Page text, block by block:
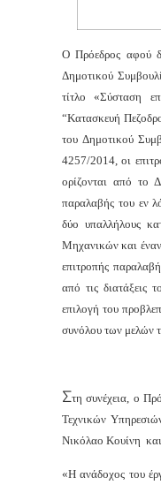
Ο Πρόεδρος αφού
Δημοτικού
τίτλο «Σύσταση
“Κατασκευή
του Δημοτικού
4257/2014, οι
ορίζονται από το
παραλαβής του εν
δύο υπαλλήλους
Μηχανικών και
επιτροπής
από τις
επιλογή του
συνόλου των μελών
Στη συνέχεια, ο
Τεχνικών
Νικόλαο Κουίνη και
«Η ανάδοχος του